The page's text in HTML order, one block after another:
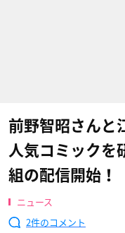
前野智昭さんと
人気コミックを
組の配信開始！
ニュース
2